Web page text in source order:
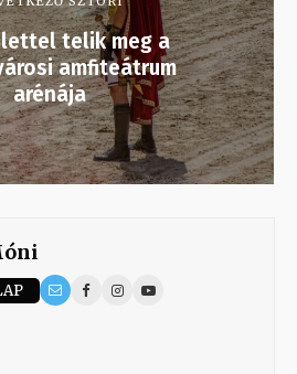
telik meg a
amfiteátrum
arénája